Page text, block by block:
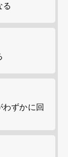
る
わずかに回